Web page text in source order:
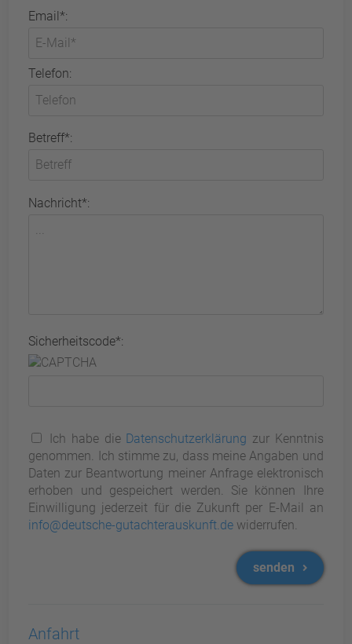
Email*:
Telefon:
Betreff*:
Nachricht*:
Sicherheitscode*:
Ich habe die Datenschutzerklärung zur Kenntnis
genommen. Ich stimme zu, dass meine Angaben und
Daten zur Beantwortung meiner Anfrage elektronisch
erhoben und gespeichert werden. Sie können Ihre
Einwilligung jederzeit für die Zukunft per E-Mail an
info@deutsche-gutachterauskunft.de widerrufen.
senden
Anfahrt